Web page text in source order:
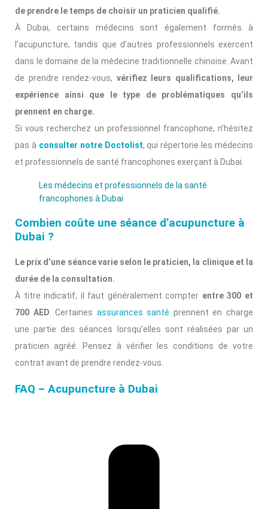
de prendre le temps de choisir un praticien qualifié.
À Dubai, certains médecins sont également formés à
l’acupuncture, tandis que d’autres professionnels exercent
dans le domaine de la médecine traditionnelle chinoise. Avant
de prendre rendez-vous, vérifiez leurs qualifications, leur
expérience ainsi que le type de problématiques qu’ils
prennent en charge.
Si vous recherchez un professionnel francophone, n’hésitez
pas à consulter notre Doctolist, qui répertorie les médecins
et professionnels de santé francophones exerçant à Dubai.
Les médecins et professionnels de la santé
francophones à Dubai
Combien coûte une séance d’acupuncture à
Dubai ?
Le prix d’une séance varie selon le praticien, la clinique et la
durée de la consultation.
À titre indicatif, il faut généralement compter entre 300 et
700 AED. Certaines assurances santé prennent en charge
une partie des séances lorsqu’elles sont réalisées par un
praticien agréé. Pensez à vérifier les conditions de votre
contrat avant de prendre rendez-vous.
FAQ – Acupuncture à Dubai